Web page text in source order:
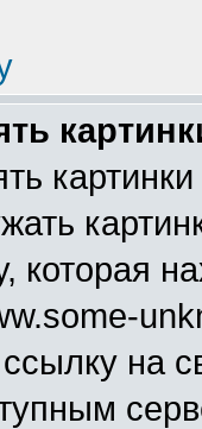
которая
на